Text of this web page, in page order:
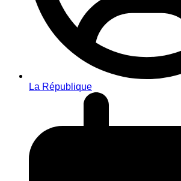
La République